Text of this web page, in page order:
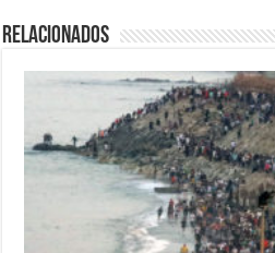
Relacionados